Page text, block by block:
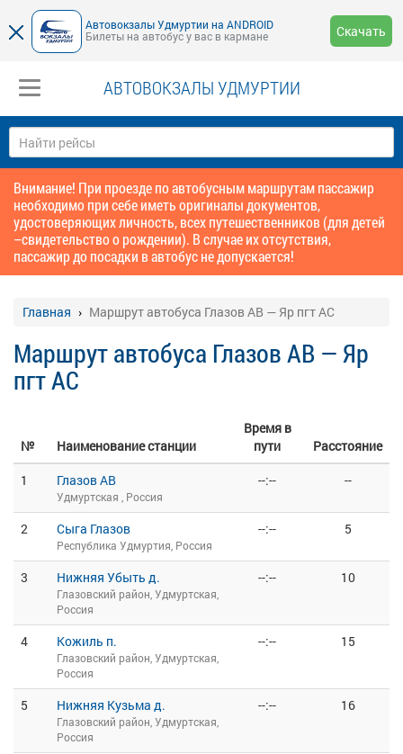
Автовокзалы Удмуртии на ANDROID
Билеты на автобус у вас в кармане
Скачать
АВТОВОКЗАЛЫ УДМУРТИИ
Внимание! При проезде по автобусным маршрутам пассажир
необходимо при себе иметь оригиналы документов,
удостоверяющих личность, всех путешественников (для детей
–свидетельство о рождении). В случае их отсутствия,
пассажир до посадки в автобус не допускается!
Главная Маршрут автобуса Глазов АВ — Яр пгт АС
Маршрут автобуса Глазов АВ — Яр
пгт АС
№ Наименование станции
Время в
пути
Расстояние
1
Глазов АВ
Удмуртская , Россия
--:-- --
2 Сыга Глазов
Республика Удмуртия, Россия
--:-- 5
3 Нижняя Убыть д.
Глазовский район, Удмуртская,
Россия
--:-- 10
4 Кожиль п.
Глазовский район, Удмуртская,
Россия
--:-- 15
5 Нижняя Кузьма д.
Глазовский район, Удмуртская,
Россия
--:-- 16